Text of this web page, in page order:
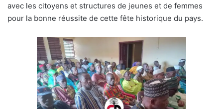
avec les citoyens et structures de jeunes et de femmes
pour la bonne réussite de cette fête historique du pays.